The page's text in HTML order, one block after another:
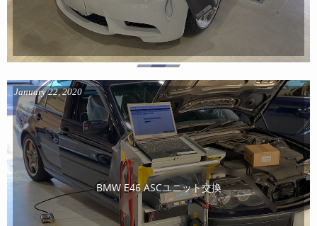
BMW E46 ASCユニット交換
January 22,2020